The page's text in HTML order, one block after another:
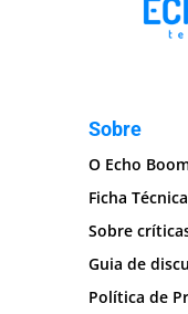
Sobre
O Echo
Ficha
Sobre
Guia de
Política de